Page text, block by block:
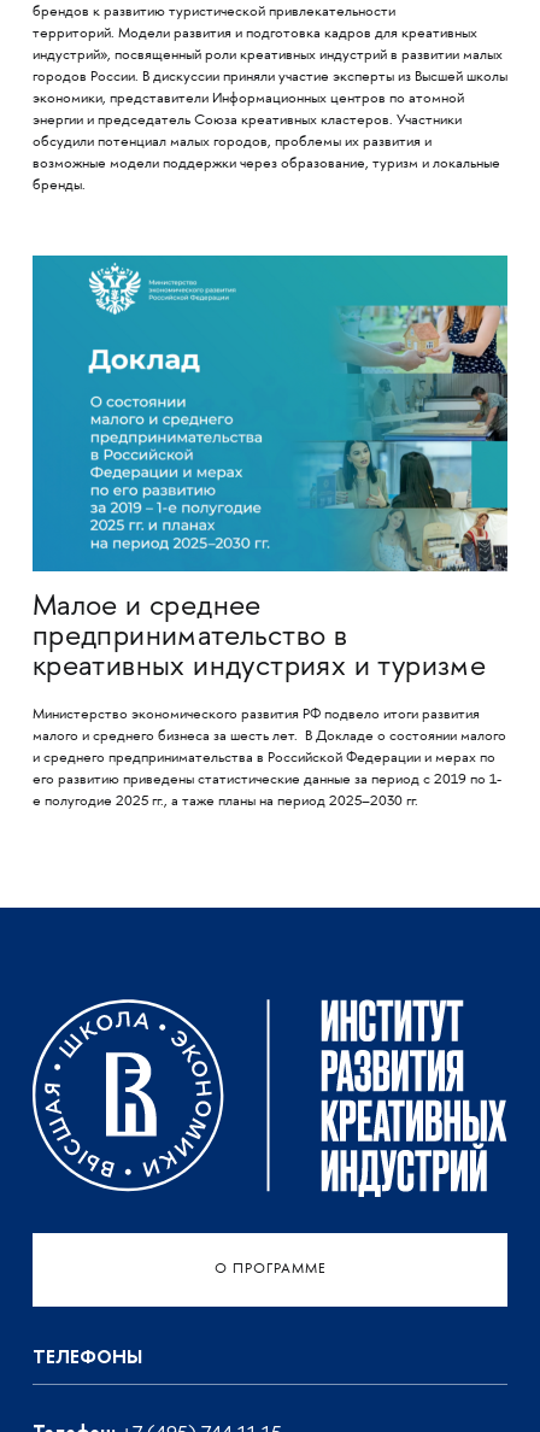
брендов к развитию туристической привлекательности
территорий. Модели развития и подготовка кадров для креативных
индустрий», посвященный роли креативных индустрий в развитии малых
городов России. В дискуссии приняли участие эксперты из Высшей школы
экономики, представители Информационных центров по атомной
энергии и председатель Союза креативных кластеров. Участники
обсудили потенциал малых городов, проблемы их развития и
возможные модели поддержки через образование, туризм и локальные
бренды.
Малое и среднее
предпринимательство в
креативных индустриях и туризме
Министерство экономического развития РФ подвело итоги развития
малого и среднего бизнеса за шесть лет. В Докладе о состоянии малого
и среднего предпринимательства в Российской Федерации и мерах по
его развитию приведены статистические данные за период с 2019 по 1-
е полугодие 2025 гг., а таже планы на период 2025–2030 гг.
О ПРОГРАММЕ
ТЕЛЕФОНЫ